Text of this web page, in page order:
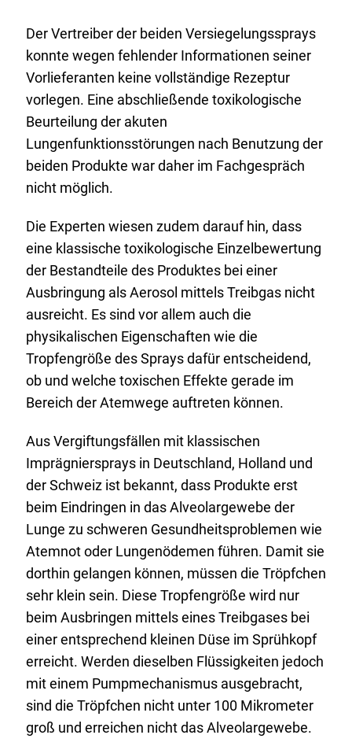
Der Vertreiber der beiden Versiegelungssprays
konnte wegen fehlender Informationen seiner
Vorlieferanten keine vollständige Rezeptur
vorlegen. Eine abschließende toxikologische
Beurteilung der akuten
Lungenfunktionsstörungen nach Benutzung der
beiden Produkte war daher im Fachgespräch
nicht möglich.
Die Experten wiesen zudem darauf hin, dass
eine klassische toxikologische Einzelbewertung
der Bestandteile des Produktes bei einer
Ausbringung als Aerosol mittels Treibgas nicht
ausreicht. Es sind vor allem auch die
physikalischen Eigenschaften wie die
Tropfengröße desSpraysdafür entscheidend,
ob und welche toxischen Effekte gerade im
Bereich der Atemwege auftreten können.
Aus Vergiftungsfällen mit klassischen
Imprägniersprays in Deutschland, Holland und
der Schweiz ist bekannt, dass Produkte erst
beim Eindringen in das Alveolargewebe der
Lunge zu schweren Gesundheitsproblemen wie
Atemnot oder Lungenödemen führen. Damit sie
dorthin gelangen können, müssen die Tröpfchen
sehr klein sein. Diese Tropfengröße wird nur
beim Ausbringen mittels eines Treibgases bei
einer entsprechend kleinen Düse im Sprühkopf
erreicht. Werden dieselben Flüssigkeiten jedoch
mit einem Pumpmechanismus ausgebracht,
sind die Tröpfchen nicht unter 100 Mikrometer
groß und erreichen nicht das Alveolargewebe.